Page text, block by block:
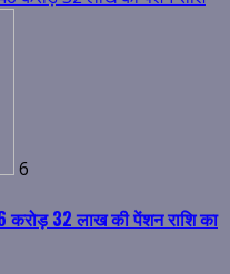
6
करोड़ 32 लाख की पेंशन राशि का